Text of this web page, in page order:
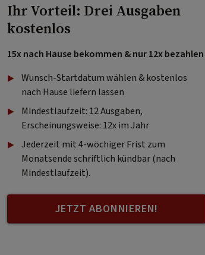
Ihr Vorteil: Drei Ausgaben
kostenlos
15x nach Hause bekommen & nur 12x bezahlen
Wunsch-Startdatum wählen & kostenlos
nach Hause liefern lassen
Mindestlaufzeit: 12 Ausgaben,
Erscheinungsweise: 12x im Jahr
Jederzeit mit 4-wöchiger Frist zum
Monatsende schriftlich kündbar (nach
Mindestlaufzeit).
JETZT ABONNIEREN!